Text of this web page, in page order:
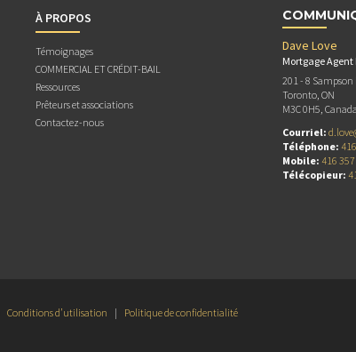
À PROPOS
Témoignages
COMMERCIAL ET CRÉDIT-BAIL
Ressources
Prêteurs et associations
Contactez-nous
Dave Love
Mortgage Agent
201 - 8 Sampson
Toronto, ON
M3C 0H5, Canada
Courriel:
Téléphone:
Mobile: 416
Télécopieur:
Conditions d’utilisation | Politique de confidentialité